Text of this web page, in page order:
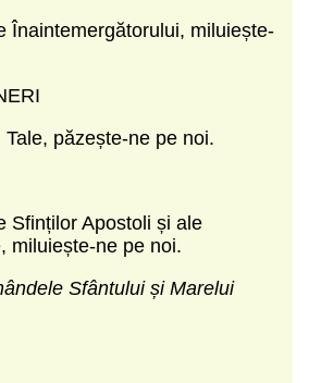
Înaintemergătorului, miluiește-
păzește-ne pe noi.
Sfinților Apostoli și ale
miluiește-ne pe noi.
Sfântului și Marelui